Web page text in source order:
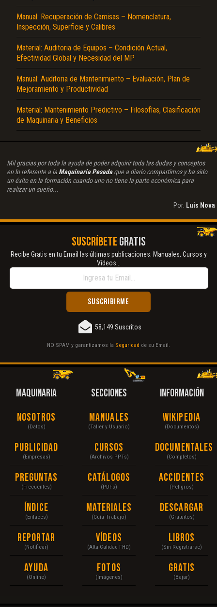
Manual: Recuperación de Camisas – Nomenclatura,
Inspección, Superficie y Calibres
Material: Auditoria de Equipos – Condición Actual,
Efectividad Global y Necesidad del MP
Manual: Auditoria de Mantenimiento – Evaluación, Plan de
Mejoramiento y Productividad
Material: Mantenimiento Predictivo – Filosofías, Clasificación
de Maquinaria y Beneficios
Mil gracias por toda la ayuda de poder adquirir toda las dudas y conceptos
en lo referente a la Maquinaria Pesadaque a diario compartimos y ha sido
un éxito en la formación cuando uno no tiene la parte económica para
realizar un sueño...
Por: Luis Nova
SUSCRÍBETEGRATIS
Recibe Gratis en tu Email las últimas publicaciones. Manuales, Cursos y
Vídeos...
58,149 Suscritos
NO SPAM y garantizamos la Seguridad de su Email.
MAQUINARIA
Nosotros
(Datos)
Publicidad
(Empresas)
Preguntas
(Frecuentes)
Índice
(Enlaces)
Reportar
(Notificar)
Ayuda
(Online)
SECCIONES
Manuales
(Taller y Usuario)
Cursos
(Archivos PPTs)
Catálogos
(PDFs)
Materiales
(Guía Trabajo)
Vídeos
(Alta Calidad FHD)
Fotos
(Imágenes)
INFORMACIÓN
Wikipedia
(Documentos)
Documentales
(Completos)
Accidentes
(Peligros)
Descargar
(Gratuitos)
Libros
(Sin Registrarse)
Gratis
(Bajar)